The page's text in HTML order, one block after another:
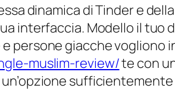
dinamica di Tinder e
interfaccia. Modello il
persone giacche vogliono
muslim-review/te con